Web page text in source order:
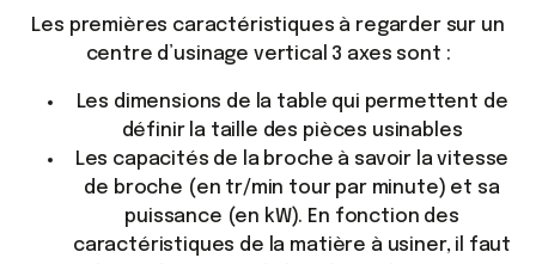
Les premières caractéristiques à regarder sur un
centre d’usinage vertical 3 axes sont :
Les dimensions de la table qui permettent de
définir la taille des pièces usinables
Les capacités de la broche à savoir la vitesse
de broche (en tr/min tour par minute) et sa
puissance (en kW). En fonction des
caractéristiques de la matière à usiner, il faut